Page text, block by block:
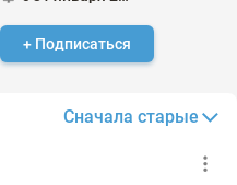
+ Подписаться
Сначала старые